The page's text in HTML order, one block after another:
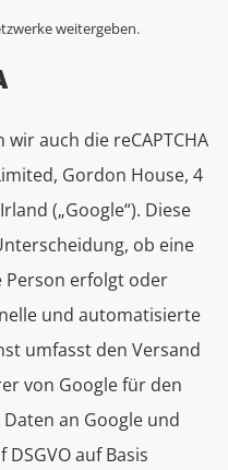
weitergeben.
auch die reCAPTCHA
Gordon House, 4
(„Google“). Diese
ob eine
Person erfolgt oder
und automatisierte
umfasst den Versand
von Google für den
an Google und
auf Basis